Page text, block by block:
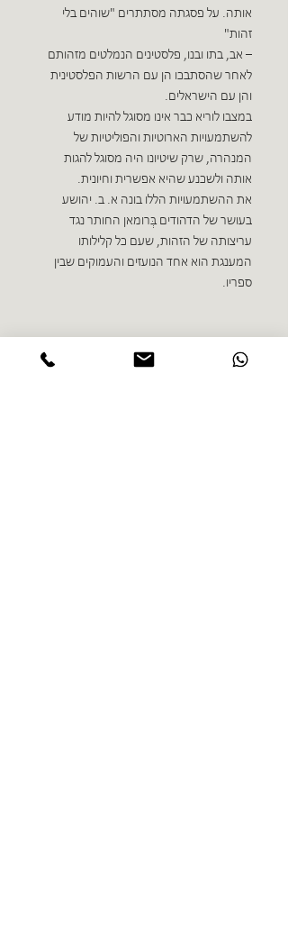
אותה. על פסגתה מסתתרים "שוהים בלי
זהות"
– אב, בתו ובנו, פלסטינים הנמלטים מזהותם
לאחר שהסתבכו הן עם הרשות הפלסטינית
והן עם הישראלים.
במצבו לוריא כבר אינו מסוגל להיות מודע
להשתמעויות הארוטיות והפוליטיות של
המנהרה, שרק שיטיונו היה מסוגל להגות
אותה ולשכנע שהיא אפשרית וחיונית.
את ההשתמעויות הללו בונה א. ב. יהושע
בעושר של הדהודים בְּרומאן החותר נגד
עריצותה של הזהות, שעם כל קלילותו
המענגת הוא אחד הנועזים והעמוקים שבין
ספריו.
ספרים נוספים בז'אנר